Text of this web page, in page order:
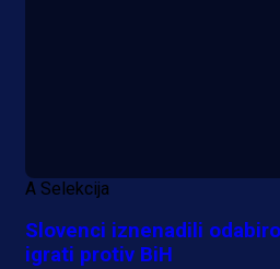
A Selekcija
Slovenci iznenadili
igrati protiv BiH